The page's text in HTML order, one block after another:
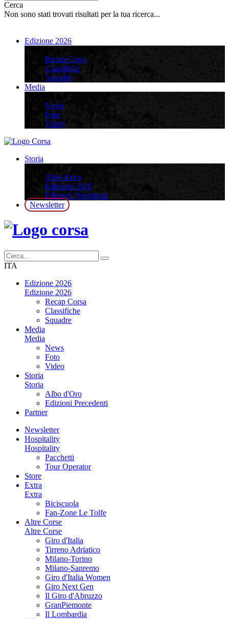
Cerca
Non sono stati trovati risultati per la tua ricerca...
Edizione 2026
Recap Corsa
Classifiche
Squadre
Media
News
Foto
Video
Storia
Albo d’oro
Edizione 2026
Edizioni Precedenti
Newsletter
ITA
Edizione 2026
Edizione 2026
Recap Corsa
Classifiche
Squadre
Media
Media
News
Foto
Video
Storia
Storia
Albo d'Oro
Edizioni Precedenti
Partner
Newsletter
Hospitality
Hospitality
Pacchetti
Tour Operator
Store
Extra
Extra
Biciscuola
Fan-Zone Le Tolfe
Altre Corse
Altre Corse
Giro d'Italia
Tirreno Adriatico
Milano-Torino
Milano-Sanremo
Giro d'Italia Women
Giro Next Gen
Il Giro d'Abruzzo
GranPiemonte
Il Lombardia